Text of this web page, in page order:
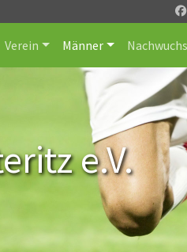
Verein Männer Nachwuchs
e.V.